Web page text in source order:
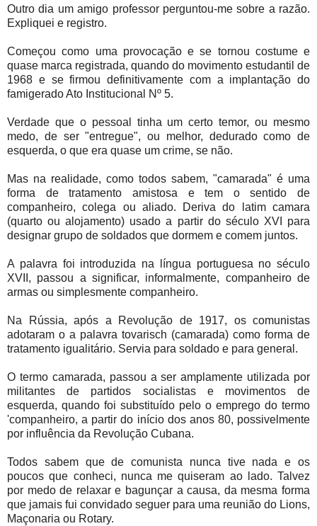
Outro dia um amigo professor perguntou-me sobre a razão.
Expliquei e registro.
Começou como uma provocação e se tornou costume e
quase marca registrada, quando do movimento estudantil de
1968 e se firmou definitivamente com a implantação do
famigerado Ato Institucional Nº 5.
Verdade que o pessoal tinha um certo temor, ou mesmo
medo, de ser "entregue", ou melhor, dedurado como de
esquerda, o que era quase um crime, se não.
Mas na realidade, como todos sabem, "camarada" é uma
forma de tratamento amistosa e tem o sentido de
companheiro, colega ou aliado. Deriva do latim camara
(quarto ou alojamento) usado a partir do século XVI para
designar grupo de soldados que dormem e comem juntos.
A palavra foi introduzida na língua portuguesa no século
XVII, passou a significar, informalmente, companheiro de
armas ou simplesmente companheiro.
Na Rússia, após a Revolução de 1917, os comunistas
adotaram o a palavra tovarisch (camarada) como forma de
tratamento igualitário. Servia para soldado e para general.
O termo camarada, passou a ser amplamente utilizada por
militantes de partidos socialistas e movimentos de
esquerda, quando foi substituído pelo o emprego do termo
'companheiro, a partir do início dos anos 80, possivelmente
por influência da Revolução Cubana.
Todos sabem que de comunista nunca tive nada e os
poucos que conheci, nunca me quiseram ao lado. Talvez
por medo de relaxar e bagunçar a causa, da mesma forma
que jamais fui convidado seguer para uma reunião do Lions,
Maçonaria ou Rotary.